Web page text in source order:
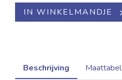
IN WINKELMANDJE
Beschrijving Maattabel